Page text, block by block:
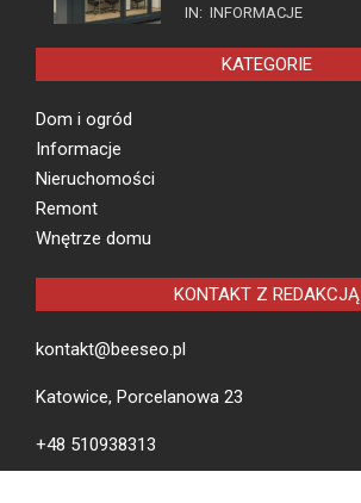
IN: INFORMACJE
KATEGORIE
Dom i ogród
Informacje
Nieruchomości
Remont
Wnętrze domu
KONTAKT Z REDAKCJĄ
kontakt@beeseo.pl
Katowice, Porcelanowa 23
+48 510938313